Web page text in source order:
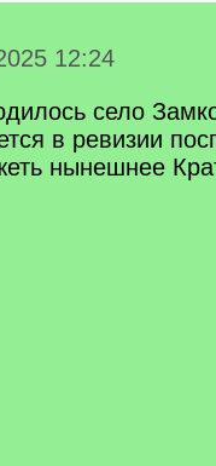
12:24
село
в ревизии
нынешнее